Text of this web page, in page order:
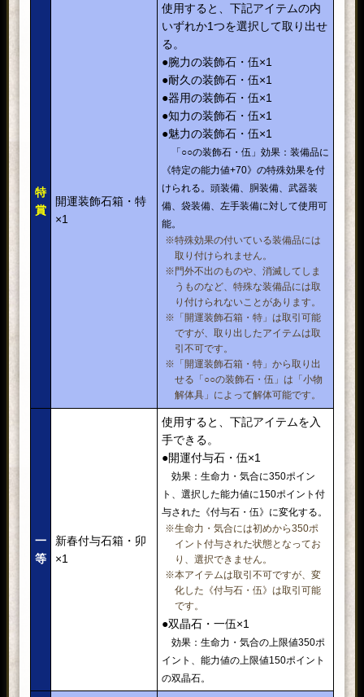
特
賞
開運装飾石箱・特
×1
使用すると、下記アイテムの内
いずれか1つを選択して取り出せ
る。
●腕力の装飾石・伍×1
●耐久の装飾石・伍×1
●器用の装飾石・伍×1
●知力の装飾石・伍×1
●魅力の装飾石・伍×1
「○○の装飾石・伍」効果：装備品に
《特定の能力値+70》の特殊効果を付
けられる。頭装備、胴装備、武器装
備、袋装備、左手装備に対して使用可
能。
※特殊効果の付いている装備品には
取り付けられません。
※門外不出のものや、消滅してしま
うものなど、特殊な装備品には取
り付けられないことがあります。
※「開運装飾石箱・特」は取引可能
ですが、取り出したアイテムは取
引不可です。
※「開運装飾石箱・特」から取り出
せる「○○の装飾石・伍」は「小物
解体具」によって解体可能です。
一
等
新春付与石箱・卯
×1
使用すると、下記アイテムを入
手できる。
●開運付与石・伍×1
効果：生命力・気合に350ポイン
ト、選択した能力値に150ポイント付
与された《付与石・伍》に変化する。
※生命力・気合には初めから350ポ
イント付与された状態となってお
り、選択できません。
※本アイテムは取引不可ですが、変
化した《付与石・伍》は取引可能
です。
●双晶石・一伍×1
効果：生命力・気合の上限値350ポ
イント、能力値の上限値150ポイント
の双晶石。